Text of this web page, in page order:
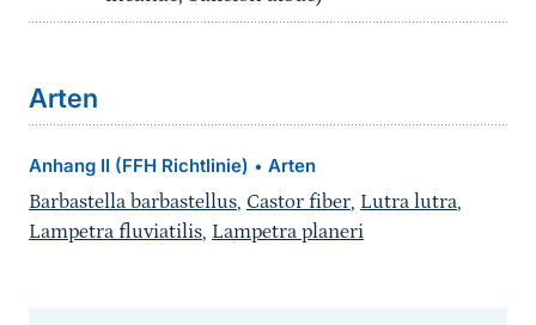
Arten
Anhang II (FFH Richtlinie) • Arten
Barbastella barbastellus, Castor fiber, Lutra lutra,
Lampetra fluviatilis, Lampetra planeri